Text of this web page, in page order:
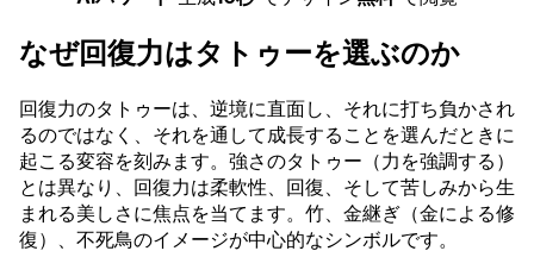
なぜ回復力はタトゥーを選ぶのか
回復力のタトゥーは、逆境に直面し、それに打ち負かされ
るのではなく、それを通して成長することを選んだときに
起こる変容を刻みます。強さのタトゥー（力を強調する）
とは異なり、回復力は柔軟性、回復、そして苦しみから生
まれる美しさに焦点を当てます。竹、金継ぎ（金による修
復）、不死鳥のイメージが中心的なシンボルです。